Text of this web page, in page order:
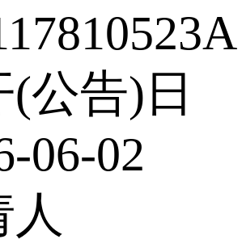
公告)日
06-02